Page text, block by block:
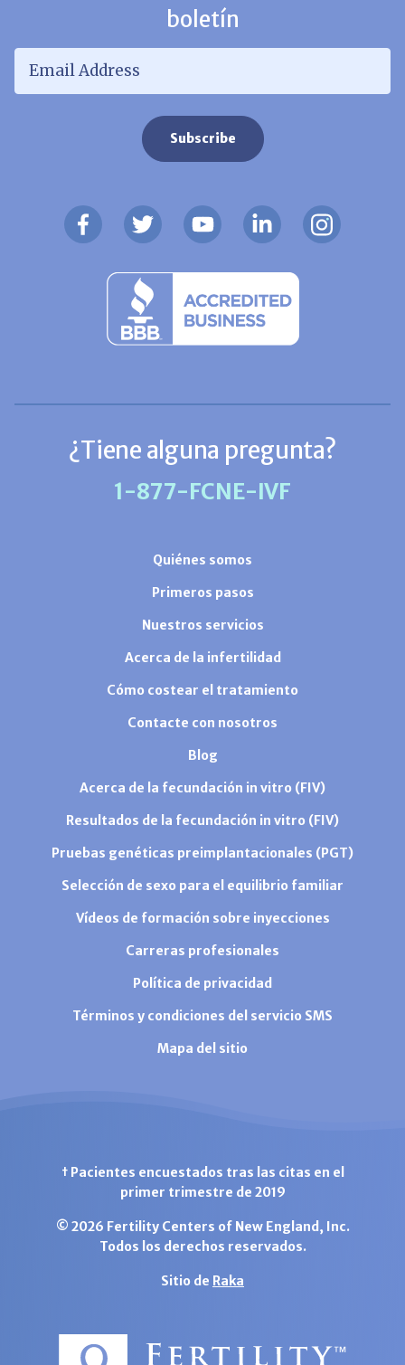
boletín
Email Address
¿Tiene alguna pregunta?
1-877-FCNE-IVF
Quiénes somos
Primeros pasos
Nuestros servicios
Acerca de la infertilidad
Cómo costear el tratamiento
Contacte con nosotros
Blog
Acerca de la fecundación in vitro (FIV)
Resultados de la fecundación in vitro (FIV)
Pruebas genéticas preimplantacionales (PGT)
Selección de sexo para el equilibrio familiar
Vídeos de formación sobre inyecciones
Carreras profesionales
Política de privacidad
Términos y condiciones del servicio SMS
Mapa del sitio
† Pacientes encuestados tras las citas en el
primer trimestre de 2019
© 2026 Fertility Centers of New England, Inc.
Todos los derechos reservados.
Sitio de Raka